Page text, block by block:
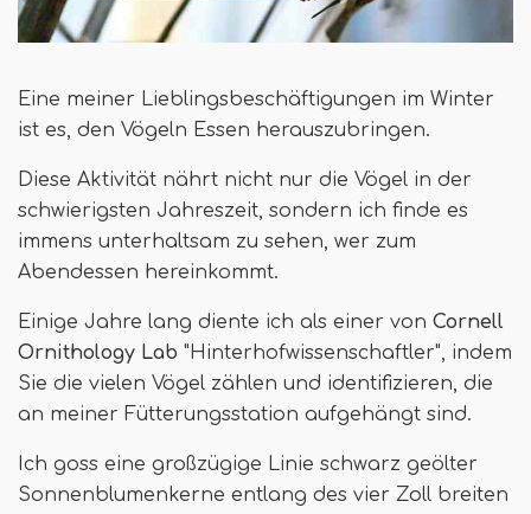
Eine meiner Lieblingsbeschäftigungen im Winter
ist es, den Vögeln Essen herauszubringen.
Diese Aktivität nährt nicht nur die Vögel in der
schwierigsten Jahreszeit, sondern ich finde es
immens unterhaltsam zu sehen, wer zum
Abendessen hereinkommt.
Einige Jahre lang diente ich als einer von Cornell
Ornithology Lab "Hinterhofwissenschaftler", indem
Sie die vielen Vögel zählen und identifizieren, die
an meiner Fütterungsstation aufgehängt sind.
Ich goss eine großzügige Linie schwarz geölter
Sonnenblumenkerne entlang des vier Zoll breiten